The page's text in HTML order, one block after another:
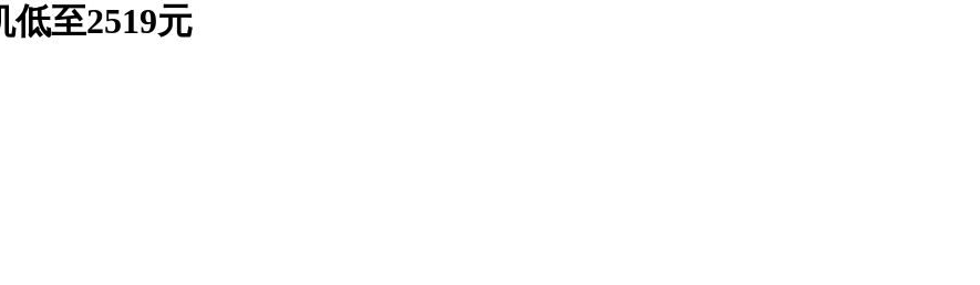
至2519元